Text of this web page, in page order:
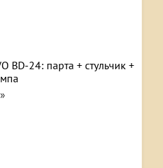
BD-24: парта + стульчик +